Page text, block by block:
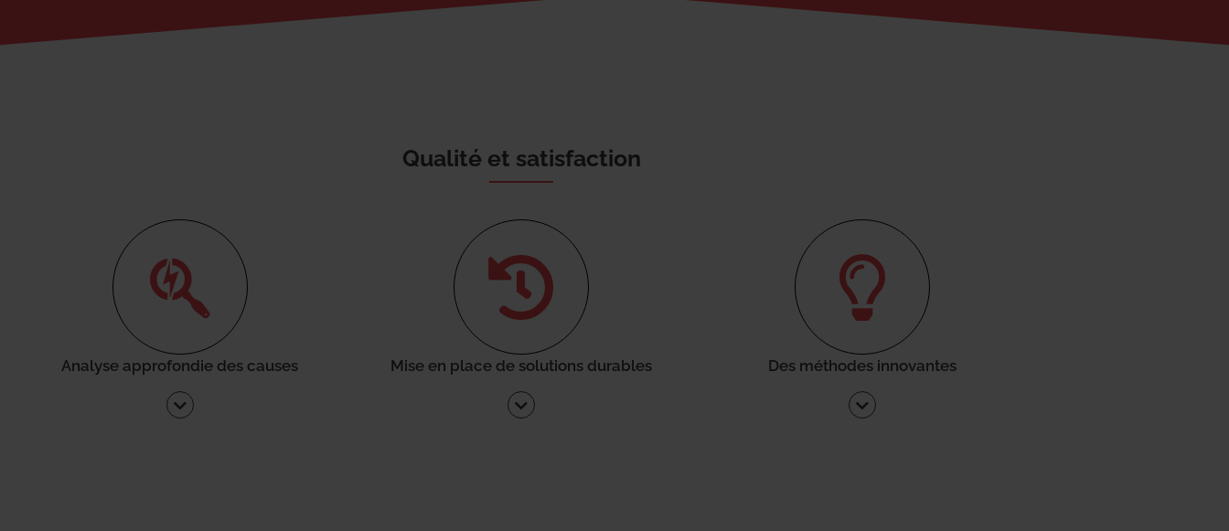
Qualité et satisfaction
Analyse approfondie des causes Mise en place de solutions durables Des méthodes innovantes